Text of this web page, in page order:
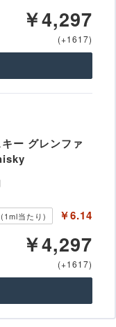
￥4,297
(+1617)
ー グレンファ
当たり) ￥6.14
￥4,297
(+1617)